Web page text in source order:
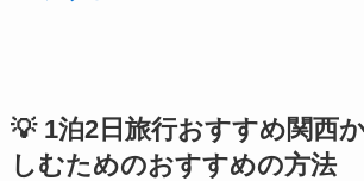
💡 1泊2日旅行おすすめ関西
しむためのおすすめの方法